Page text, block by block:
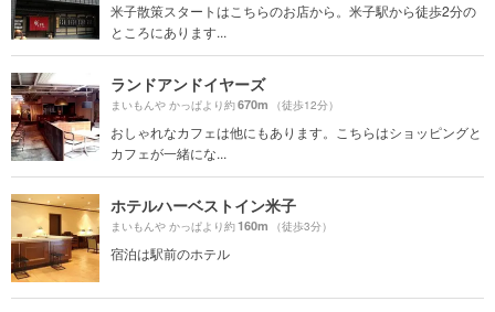
米子散策スタートはこちらのお店から。米子駅から徒歩2分の
ところにあります...
ランドアンドイヤーズ
まいもんや かっぱより約670m （徒歩12分）
おしゃれなカフェは他にもあります。こちらはショッピングと
カフェが一緒にな...
ホテルハーベストイン米子
まいもんや かっぱより約160m （徒歩3分）
宿泊は駅前のホテル